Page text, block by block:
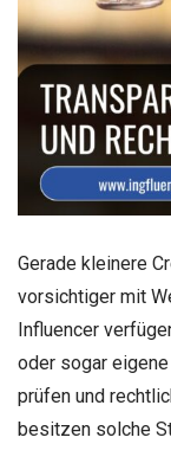
Gerade kleinere
vorsichtiger mit
Influencer
oder sogar
prüfen und
besitzen solche